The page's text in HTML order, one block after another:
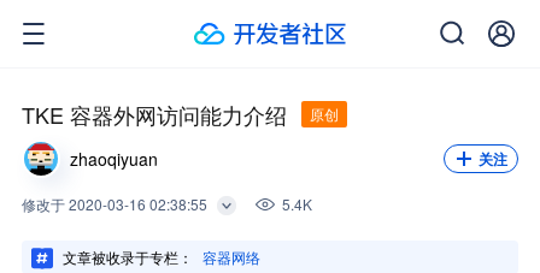
TKE 容器外网访问能力介绍 原创
zhaoqiyuan 关注
修改于2020-03-16 02:38:55 5.4K
文章被收录于专栏： 容器网络